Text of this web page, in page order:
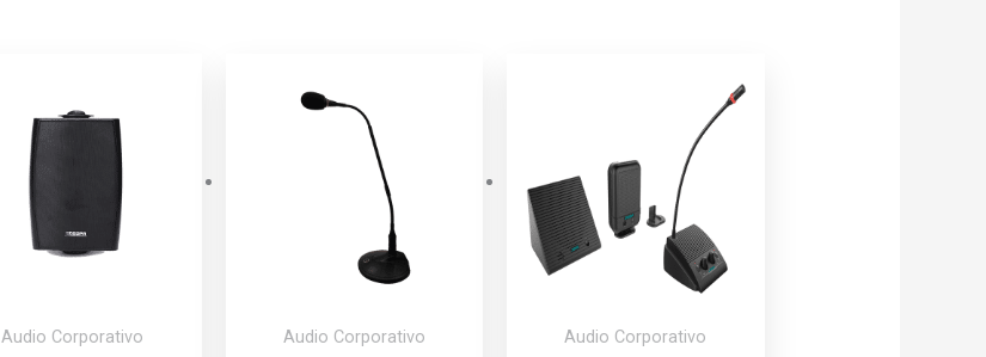
Audio Corporativo Audio Corporativo Audio Corporativo